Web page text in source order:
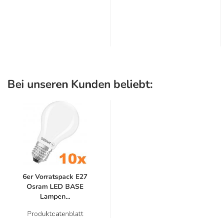
Bei unseren Kunden beliebt:
6er Vorratspack E27
Osram LED BASE
Lampen...
Produktdatenblatt